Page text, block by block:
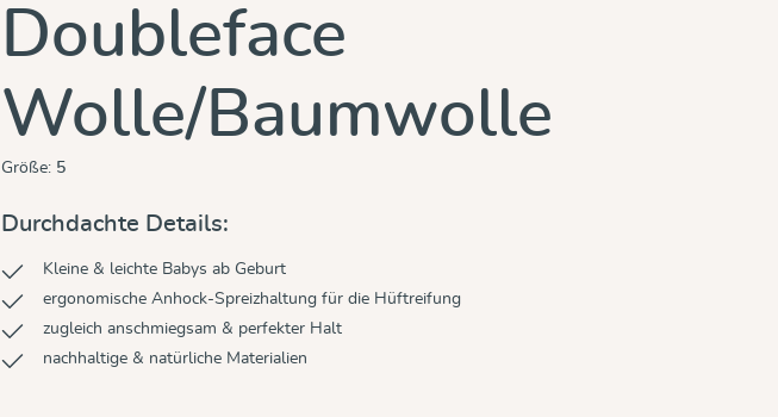
Doubleface
Wolle/Baumwolle
Größe: 5
Durchdachte Details:
Kleine & leichte Babys ab Geburt
ergonomische Anhock-Spreizhaltung für die Hüftreifung
zugleich anschmiegsam & perfekter Halt
nachhaltige & natürliche Materialien